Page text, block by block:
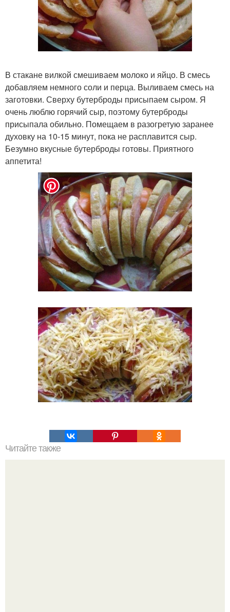
В стакане вилкой смешиваем молоко и яйцо. В смесь
добавляем немного соли и перца. Выливаем смесь на
заготовки. Сверху бутерброды присыпаем сыром. Я
очень люблю горячий сыр, поэтому бутерброды
присыпала обильно. Помещаем в разогретую заранее
духовку на 10-15 минут, пока не расплавится сыр.
Безумно вкусные бутерброды готовы. Приятного
аппетита!
Читайте также